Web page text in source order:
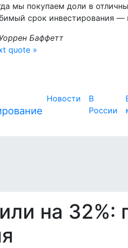
мы покупаем доли в
срок инвестирования —
Баффетт
quote »
Новости
В
России
на 32%: